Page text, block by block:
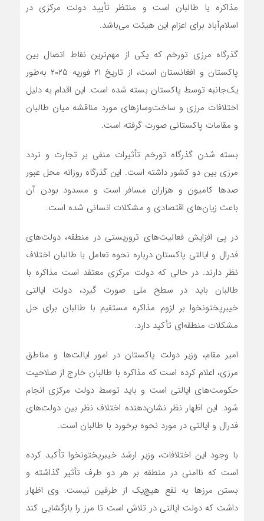
مذاکره با طالبان است و منتظر تأیید دولت مرکزی در
اسلام‌آباد برای اعزام این هیئت می‌باشد.
گذرگاه مرزی تورخم که یکی از مهم‌ترین نقاط اتصال بین
پاکستان و افغانستان است، از تاریخ ۲۱ فوریه ۲۰۲۵ به‌طور
یک‌جانبه توسط پاکستان بسته شده است. این اقدام به دلیل
اختلافات مرزی و ساخت‌وسازهای مورد مناقشه میان طالبان
و مقامات پاکستانی صورت گرفته است.
بسته شدن گذرگاه تورخم تأثیرات منفی بر تجارت و تردد
مرزی بین دو کشور داشته است. این گذرگاه روزانه محل عبور
صدها کامیون و هزاران مسافر است و مسدود بودن آن
باعث زیان‌های اقتصادی و مشکلات انسانی شده است.
در پی افزایش فعالیت‌های تروریستی در منطقه، دولت‌های
فدرال و ایالتی پاکستان درباره نحوه تعامل با طالبان اختلاف
نظر دارند. در حالی که دولت مرکزی معتقد است مذاکره با
طالبان باید در سطح ملی صورت گیرد، دولت ایالتی
خیبرپختونخوا بر لزوم مذاکره مستقیم با طالبان برای حل
مشکلات منطقه‌ای تأکید دارد.
امیر مقام، وزیر دولت پاکستان در امور ایالت‌ها و مناطق
مرزی، اعلام کرده است که مذاکره با طالبان خارج از صلاحیت
حکومت‌های ایالتی است و باید توسط دولت مرکزی انجام
شود. این اظهار نظر نشان‌دهنده اختلاف نظر بین دولت‌های
فدرال و ایالتی در مورد نحوه برخورد با طالبان است.
با وجود این اختلافات، وزیر ارشد خیبرپختونخوا تأکید کرده
است که ناامنی در منطقه بر هر دو طرف تأثیر گذاشته و
بستن مرزها به نفع هیچ‌یک از طرفین نیست. وی اظهار
داشت که دولت ایالتی در تلاش است تا مرز را بازگشایی کند